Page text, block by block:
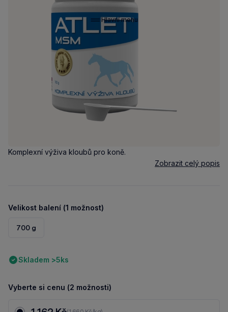
Hlavní menu
Komplexní výživa kloubů pro koně.
Zobrazit celý popis
Velikost balení (1 možnost)
700 g
Skladem >5ks
Vyberte si cenu (2 možnosti)